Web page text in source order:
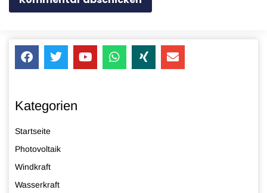
Kategorien
Startseite
Photovoltaik
Windkraft
Wasserkraft